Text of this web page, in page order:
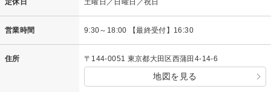
定休日 土曜日／日曜日／祝日
営業時間 9:30～18:00 【最終受付】16:30
住所 〒144-0051 東京都大田区西蒲田4-14-6
地図を見る